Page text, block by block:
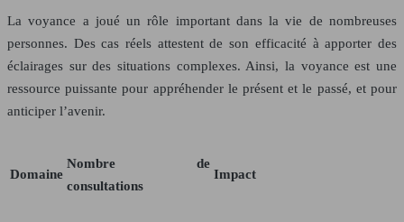
La voyance a joué un rôle important dans la vie de nombreuses
personnes. Des cas réels attestent de son efficacité à apporter des
éclairages sur des situations complexes. Ainsi, la voyance est une
ressource puissante pour appréhender le présent et le passé, et pour
anticiper l’avenir.
Domaine
Nombre de
consultations
Impact